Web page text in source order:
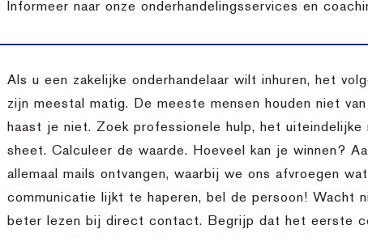
Informeer naar onze onderhandelingsservices en
Als u een zakelijke onderhandelaar wilt inhuren, het
zijn meestal matig. De meeste mensen houden niet
haast je niet. Zoek professionele hulp, het
sheet. Calculeer de waarde. Hoeveel kan je winnen?
allemaal mails ontvangen, waarbij we ons afvroegen
communicatie lijkt te haperen, bel de persoon! Wacht
beter lezen bij direct contact. Begrijp dat het eerste